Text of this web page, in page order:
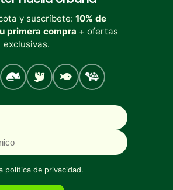
y suscríbete: 10% de
primera compra + ofertas
exclusivas.
Roedores
Aves PecesTortugas
política de privacidad.